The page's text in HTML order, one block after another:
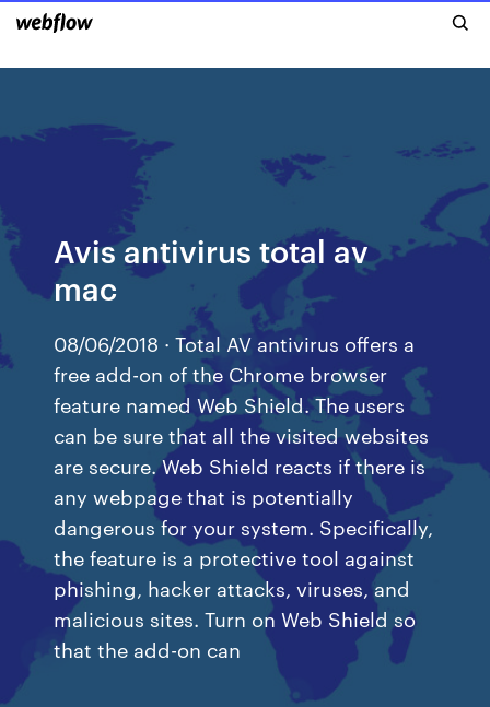
Avis antivirus total av
mac
08/06/2018 · Total AV antivirus offers a
free add-on of the Chrome browser
feature named Web Shield. The users
can be sure that all the visited websites
are secure. Web Shield reacts if there is
any webpage that is potentially
dangerous for your system. Specifically,
the feature is a protective tool against
phishing, hacker attacks, viruses, and
malicious sites. Turn on Web Shield so
that the add-on can